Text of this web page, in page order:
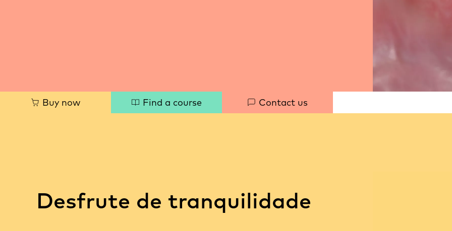
QuickBuy now Find a course Contact us
Desfrute de tranquilidade